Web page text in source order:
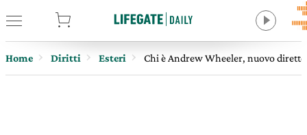
Home Diritti Esteri Chi è Andrew Wheeler, nuovo